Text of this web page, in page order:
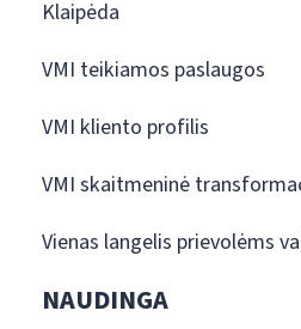
Klaipėda
VMI teikiamos paslaugos
VMI kliento profilis
VMI skaitmeninė
Vienas langelis prievolėms
NAUDINGA